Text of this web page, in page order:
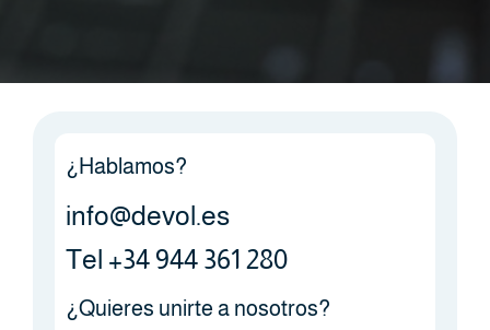
¿Hablamos?
info@devol.es
Tel +34 944 361 280
¿Quieres unirte a nosotros?